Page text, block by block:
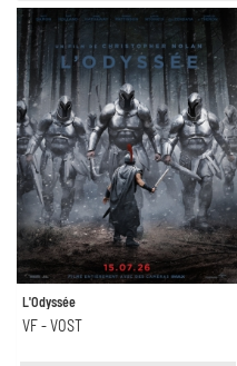
L'Odyssée
VF - VOST